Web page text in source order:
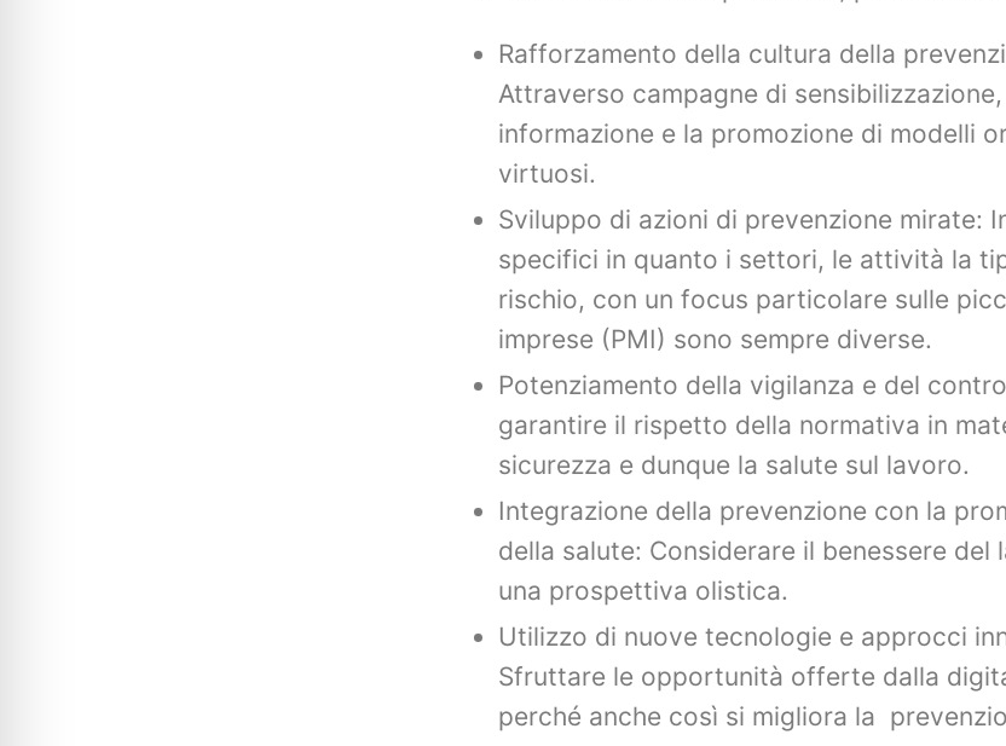
Rafforzamento della cultura della
Attraverso campagne di
informazione e la promozione di modelli
virtuosi.
Sviluppo di azioni di prevenzione mirate:
specifici in quanto i settori, le attività la
rischio, con un focus particolare sulle
imprese (PMI) sono sempre diverse.
Potenziamento della vigilanza e del
garantire il rispetto della normativa in
sicurezza e dunque la salute sul lavoro.
Integrazione della prevenzione con la
della salute: Considerare il benessere del
una prospettiva olistica.
Utilizzo di nuove tecnologie e approcci
Sfruttare le opportunità offerte dalla
perché anche così si migliora la